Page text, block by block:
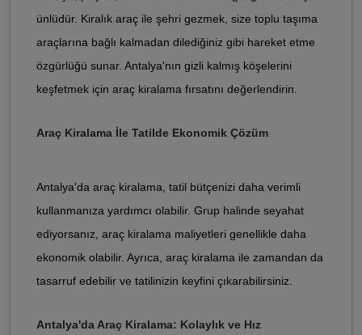
ünlüdür. Kiralık araç ile şehri gezmek, size toplu taşıma
araçlarına bağlı kalmadan dilediğiniz gibi hareket etme
özgürlüğü sunar. Antalya'nın gizli kalmış köşelerini
keşfetmek için araç kiralama fırsatını değerlendirin.
Araç Kiralama İle Tatilde Ekonomik Çözüm
Antalya'da araç kiralama, tatil bütçenizi daha verimli
kullanmanıza yardımcı olabilir. Grup halinde seyahat
ediyorsanız, araç kiralama maliyetleri genellikle daha
ekonomik olabilir. Ayrıca, araç kiralama ile zamandan da
tasarruf edebilir ve tatilinizin keyfini çıkarabilirsiniz.
Antalya'da Araç Kiralama: Kolaylık ve Hız